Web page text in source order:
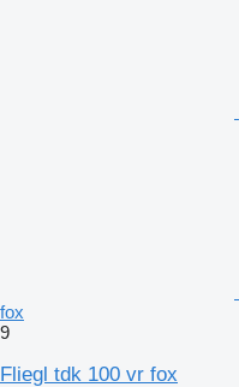
fox
9
Fliegl tdk 100 vr fox